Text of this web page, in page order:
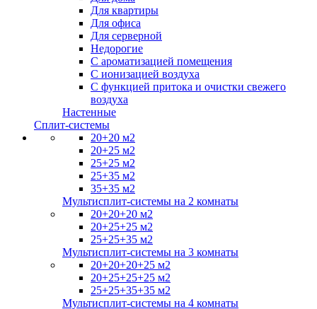
Для квартиры
Для офиса
Для серверной
Недорогие
С ароматизацией помещения
С ионизацией воздуха
С функцией притока и очистки свежего
воздуха
Настенные
Сплит-системы
20+20 м2
20+25 м2
25+25 м2
25+35 м2
35+35 м2
Мультисплит-системы на 2 комнаты
20+20+20 м2
20+25+25 м2
25+25+35 м2
Мультисплит-системы на 3 комнаты
20+20+20+25 м2
20+25+25+25 м2
25+25+35+35 м2
Мультисплит-системы на 4 комнаты